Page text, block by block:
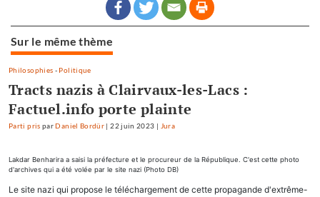
Sur le même thème
Philosophies - Politique
Tracts nazis à Clairvaux-les-Lacs :
Factuel.info porte plainte
Parti pris parDaniel Bordür |22 juin 2023 | Jura
Lakdar Benharira a saisi la préfecture et le procureur de la République. C'est cette photo
d'archives qui a été volée par le site nazi (Photo DB)
Le site nazi qui propose le téléchargement de cette propagande d'extrême-